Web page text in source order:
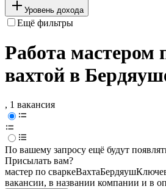
Уровень дохода
Ещё фильтры
Работа мастером
вахтой в
, 1 вакансия
По вашему запросу ещё будут
Присылать вам?
мастер по сваркеВахтаБердяуш
вакансии, в названии компании и в